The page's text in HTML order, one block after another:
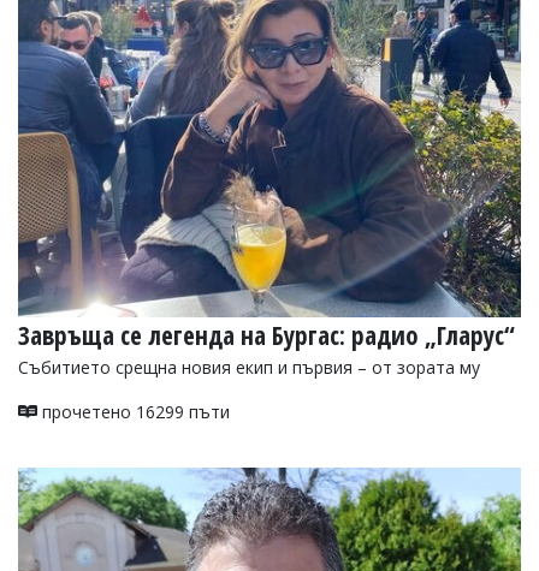
УКРАЙНА
СПОРТ
РАЗСЛЕДВАНЕ
БИЗНЕС
ЮГ
Управители:
Веселин
Василев,
email:
v.vasilev@flagman.bg
Катя
Касабова,
еmail:k.kassabova@flagman.bg
Главен
Колев,
email:
office@flagman.bg
Коментарите
Завръща се легенда на Бургас: радио „Гларус“
Събитието срещна новия екип и първия – от зората му
прочетено 16299 пъти